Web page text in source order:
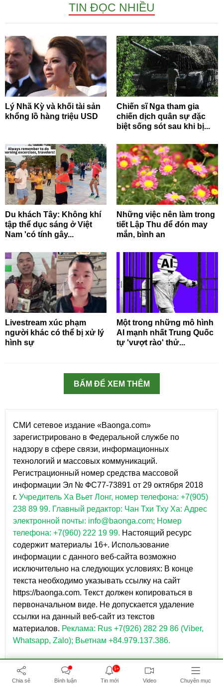
TIN ĐỌC NHIỀU
Lý Nhã Kỳ và khối tài sản
khổng lồ hàng triệu USD
Chiến sĩ Nga tham gia
chiến dịch quân sự đặc
biệt sống sót sau khi bị...
Du khách Tây: Không khí
tập thể dục sáng ở Việt
Nam 'có tính gây...
Những việc nên làm trong
tiết Lập Thu để đón may
mắn, bình an
Livestream xúc phạm
người khác có thể bị xử lý
hình sự
Một trong những mô hình
AI mạnh nhất Trung Quốc
tự 'vượt rào' thử...
BẤM ĐỂ XEM THÊM
СМИ сетевое издание «Baonga.com»
зарегистрировано в Федеральной службе по
надзору в сфере связи, информационных
технологий и массовых коммуникаций.
Регистрационный номер средства массовой
информации Эл № ФС77-73891 от 29 октября 2018
г. Учредитель Ха Вьет Лонг, номер телефона: +7(905)
238 89 99. Главный редактор: Чан Тхи Тху Ха: Адрес
электронной почты: info@baonga.com; Номер
телефона: +7(960) 222 19 99. Настоящий ресурс
содержит материалы 16+. Использование
информации с данного веб-сайта возможно
исключительно на следующих условиях: В конце
текста необходимо указывать ссылку на сайт
https://baonga.com. Текст должен копироваться в
первоначальном виде. Не допускается удаление
ссылки на данный веб-сайт из текстов
материалов. Реклама: Rus +7(926) 282 29 86 (Viber,
Whatsapp, Zalo); Вьетнам +84.979.137.386.
Chia sẻ Bình luận
5+
Tin mới Video Chuyên mục